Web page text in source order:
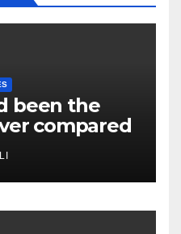
been the
compared
Learners